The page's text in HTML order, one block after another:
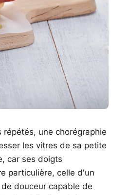
une chorégraphie
les vitres de sa petite
car ses doigts
particulière, celle d'un
douceur capable de